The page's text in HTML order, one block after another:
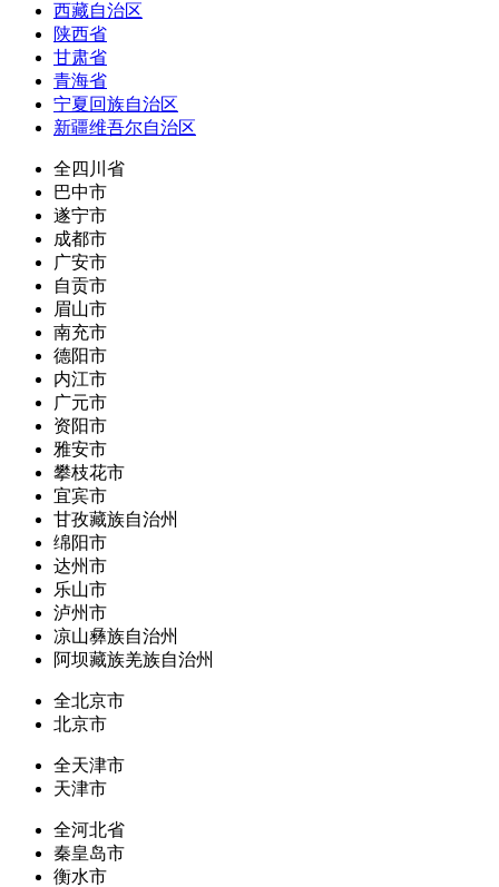
西藏自治区
陕西省
甘肃省
青海省
宁夏回族自治区
新疆维吾尔自治区
全四川省
巴中市
遂宁市
成都市
广安市
自贡市
眉山市
南充市
德阳市
内江市
广元市
资阳市
雅安市
攀枝花市
宜宾市
甘孜藏族自治州
绵阳市
达州市
乐山市
泸州市
凉山彝族自治州
阿坝藏族羌族自治州
全北京市
北京市
全天津市
天津市
全河北省
秦皇岛市
衡水市